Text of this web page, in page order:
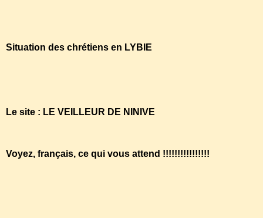
Situation des chrétiens en LYBIE
Le site : LE VEILLEUR DE NINIVE
Voyez, français, ce qui vous attend !!!!!!!!!!!!!!!!